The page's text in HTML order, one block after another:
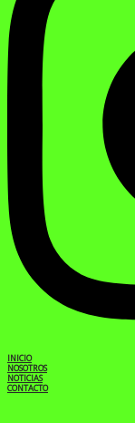
INICIO
NOSOTROS
NOTICIAS
CONTACTO